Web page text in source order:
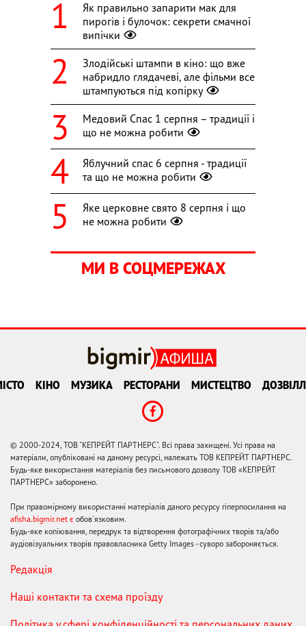
Як правильно запарити мак для
пирогів і булочок: секрети смачної
випічки
Злодійські штампи в кіно: що вже
набридло глядачеві, але фільми все
штампуються під копірку
Медовий Спас 1 серпня – традиції і
що не можна робити
Яблучний спас 6 серпня - традиції
та що не можна робити
Яке церковне свято 8 серпня і що
не можна робити
МИ В СОЦМЕРЕЖАХ
КІНО МУЗИКА РЕСТОРАНИ МИСТЕЦТВО
© 2000-2024, ТОВ "КЕПРЕЙТ ПАРТНЕРС". Всі права захищені. Усі права на
матеріали, опубліковані на даному ресурсі, належать ТОВ КЕПРЕЙТ ПАРТНЕРС.
Будь-яке використання матеріалів без письмового дозволу ТОВ «КЕПРЕЙТ
ПАРТНЕРС» заборонено.
При правомірному використанні матеріалів даного ресурсу гіперпосилання на
afisha.bigmir.net є обов'язковим.
Будь-яке копіювання, передрук та відтворення фотографічних творів та/або
аудіовізуальних творів правовласника Getty Images - суворо забороняється.
Редакція
Наші контакти та схема проїзду